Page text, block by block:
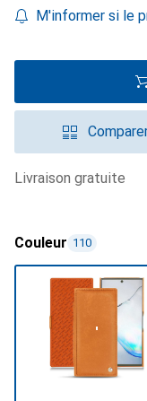
M'informer si le
livraison gratuite
Couleur 110